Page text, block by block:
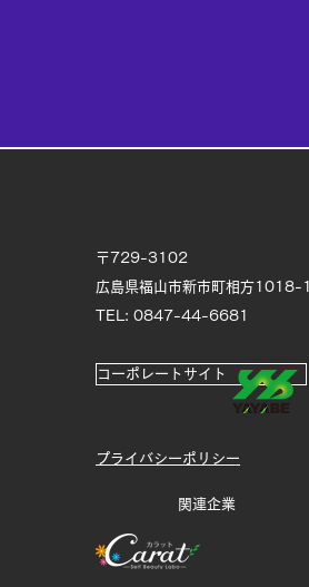
〒729-3102
広島県福山市新市町相方1018-1
TEL: 0847-44-6681
コーポレートサイト
プライバシーポリシー
関連企業